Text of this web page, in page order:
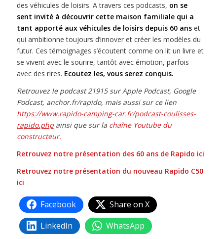
des véhicules de loisirs. A travers ces podcasts, on se
sent invité à découvrir cette maison familiale qui a
tant apporté aux véhicules de loisirs depuis 60 anset
qui ambitionne toujours d’innover et créer les modèles du
futur. Ces témoignages s’écoutent comme on lit un livre et
se vivent avec le sourire, tantôt avec émotion, parfois
avec des rires. Ecoutez les, vous serez conquis.
Retrouvez le podcast 21915 sur Apple Podcast, Google
Podcast, anchor.fr/rapido, mais aussi sur ce lien
https://www.rapido-camping-car.fr/podcast-coulisses-
rapido.phpainsi que sur la chaîne Youtube du
constructeur.
Retrouvez notre présentation des 60 ans de Rapido ici
Retrouvez notre présentation du nouveau Rapido C50
ici
Facebook
Share on X
LinkedIn
WhatsApp